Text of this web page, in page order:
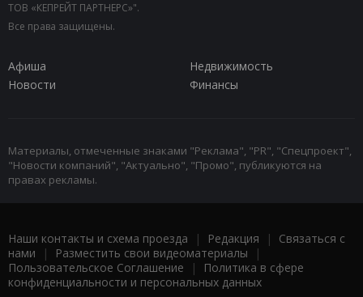
ТОВ «КЕПРЕЙТ ПАРТНЕРС»".
Все права защищены.
Афиша
Недвижимость
Новости
Финансы
Материалы, отмеченные знаками "Реклама", "PR", "Спецпроект",
"Новости компаний", "Актуально", "Промо", публикуются на
правах рекламы.
Наши контакты и схема проезда | Редакция | Связаться с
нами | Разместить свои видеоматериалы |
Пользовательское Соглашение |
Политика в сфере
конфиденциальности и персональных данных